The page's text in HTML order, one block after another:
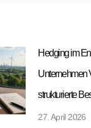
Hedging im
Unternehmen
strukturierte
27. April 2026